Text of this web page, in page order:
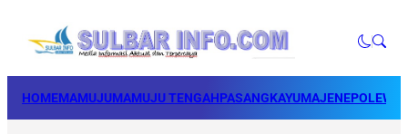
HOMEMAMUJUMAMUJU TENGAHPASANGKAYUMAJENE